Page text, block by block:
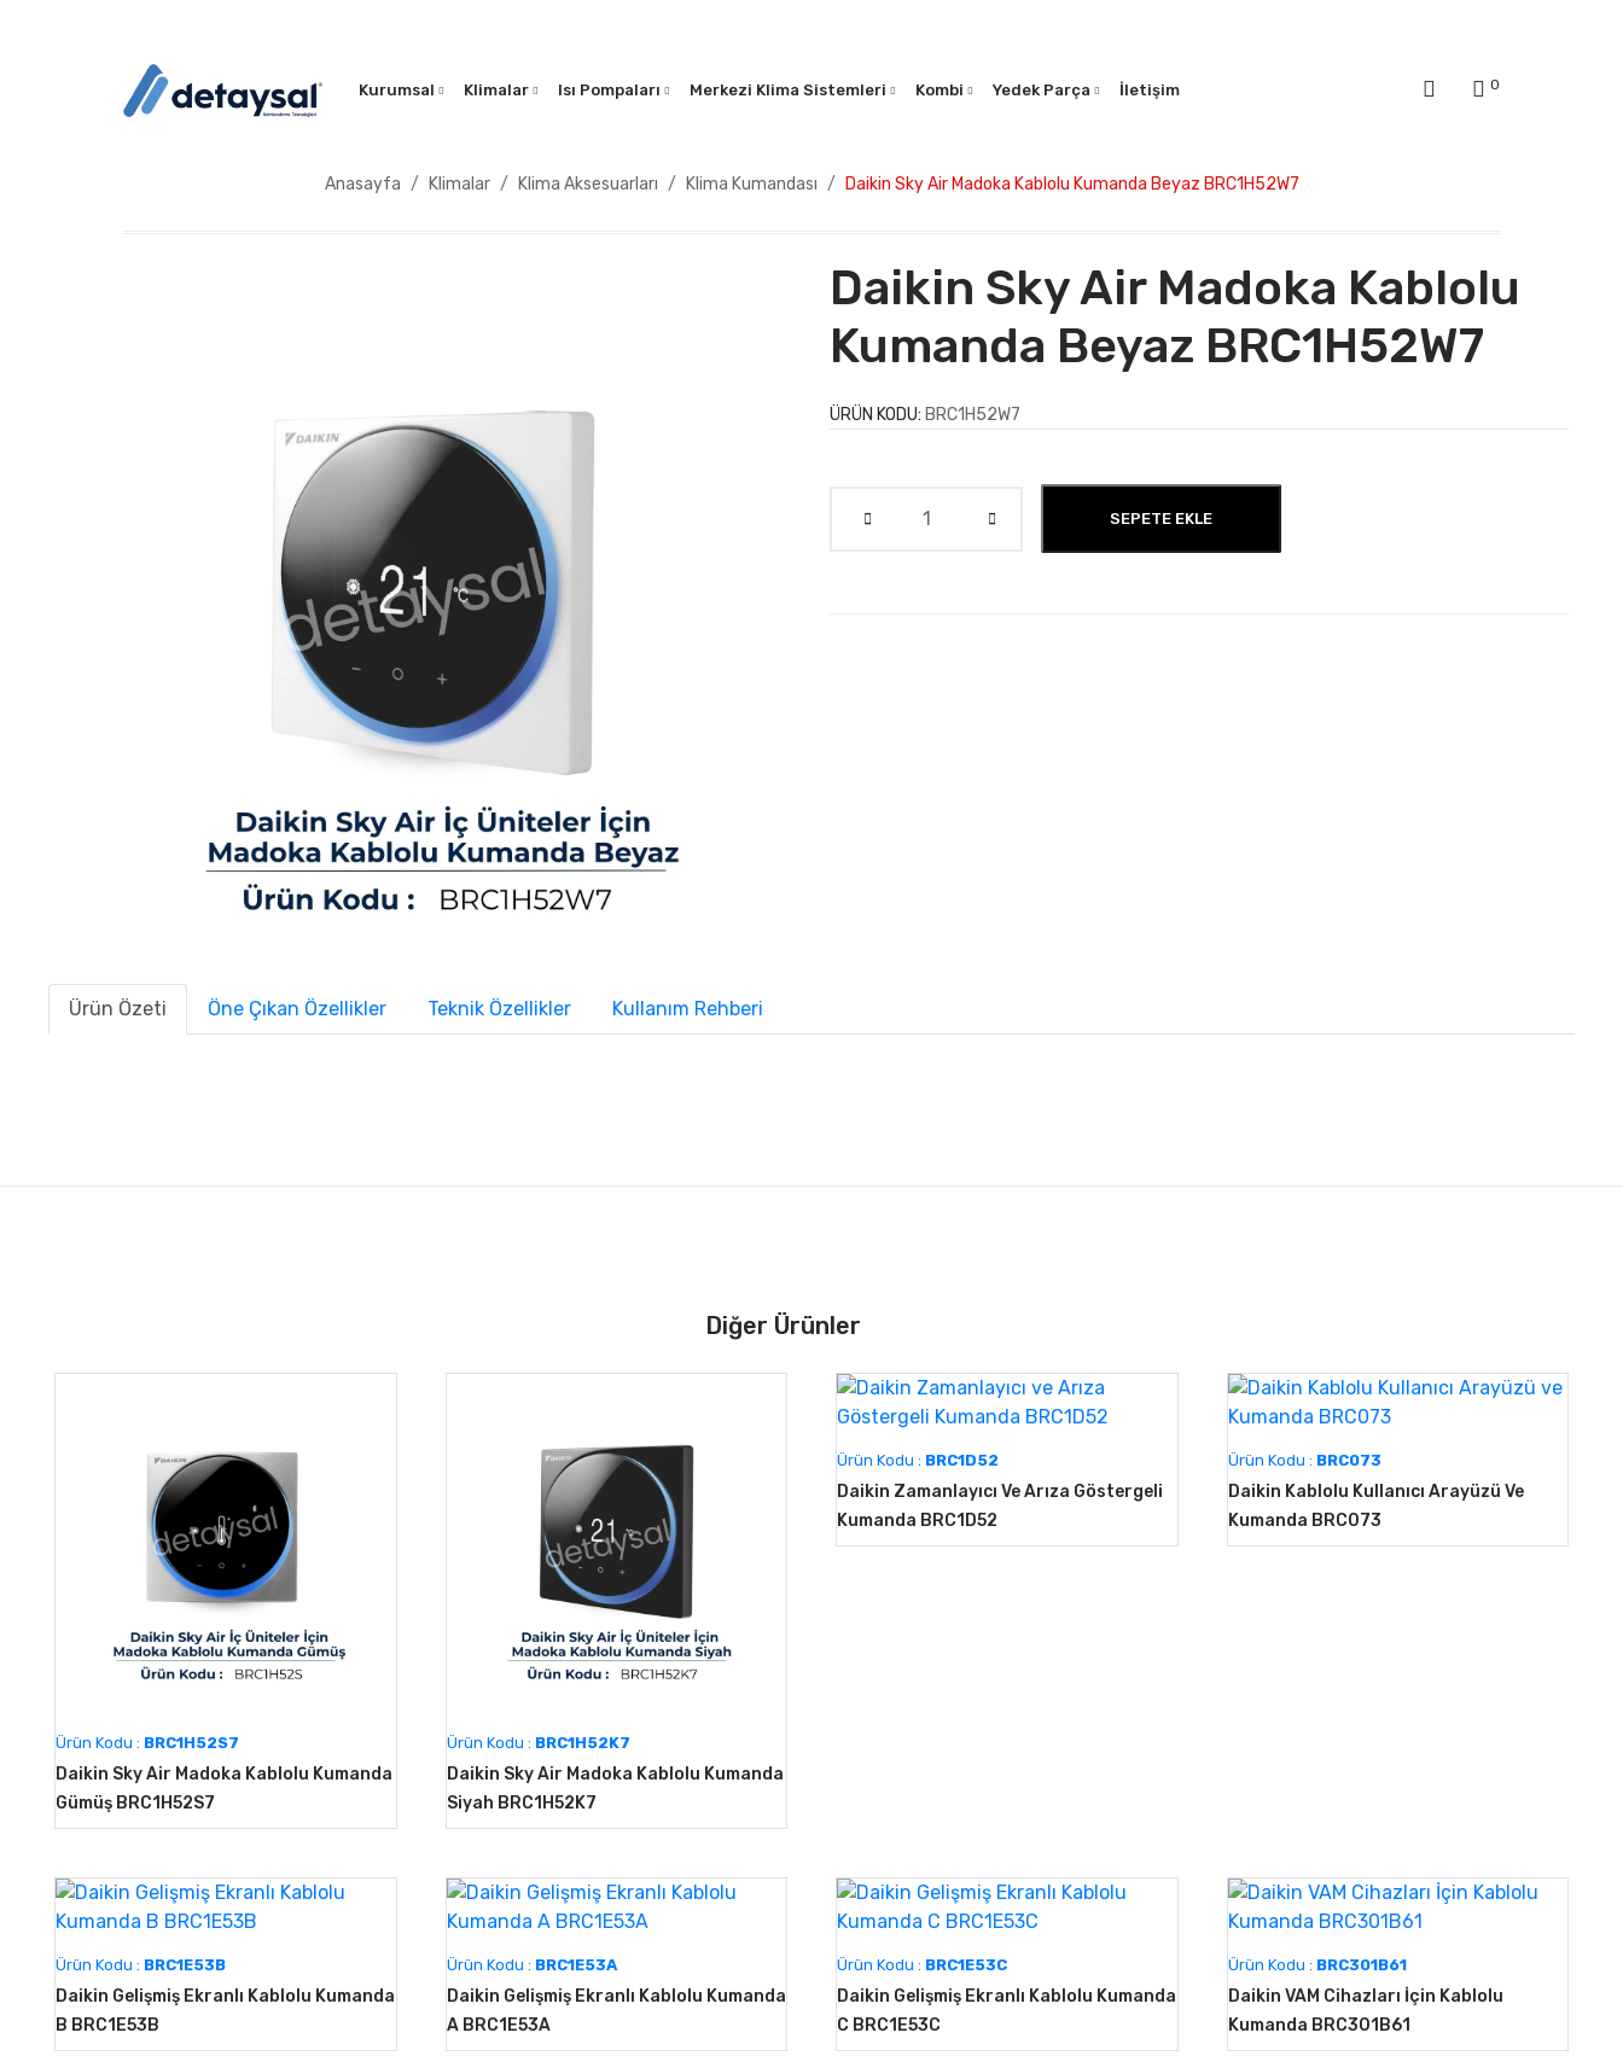
Kurumsal Klimalar Isı Pompaları Merkezi Klima Sistemleri Kombi Yedek Parça İletişim 0
Anasayfa Klimalar Klima Aksesuarları Klima Kumandası Daikin Sky Air Madoka Kablolu Kumanda Beyaz BRC1H52W7
Daikin Sky Air Madoka Kablolu
Kumanda Beyaz BRC1H52W7
ÜRÜN KODU: BRC1H52W7
SEPETE EKLE
Ürün Özeti Öne Çıkan Özellikler Teknik Özellikler Kullanım Rehberi
Diğer Ürünler
Ürün Kodu : BRC1H52S7
Daikin Sky Air Madoka Kablolu Kumanda
Gümüş BRC1H52S7
Ürün Kodu : BRC1H52K7
Daikin Sky Air Madoka Kablolu Kumanda
Siyah BRC1H52K7
Ürün Kodu : BRC1D52
Daikin Zamanlayıcı Ve Arıza Göstergeli
Kumanda BRC1D52
Ürün Kodu : BRC073
Daikin Kablolu Kullanıcı Arayüzü Ve
Kumanda BRC073
Ürün Kodu : BRC1E53B
Daikin Gelişmiş Ekranlı Kablolu Kumanda
B BRC1E53B
Ürün Kodu : BRC1E53A
Daikin Gelişmiş Ekranlı Kablolu Kumanda
A BRC1E53A
Ürün Kodu : BRC1E53C
Daikin Gelişmiş Ekranlı Kablolu Kumanda
C BRC1E53C
Ürün Kodu : BRC301B61
Daikin VAM Cihazları İçin Kablolu
Kumanda BRC301B61